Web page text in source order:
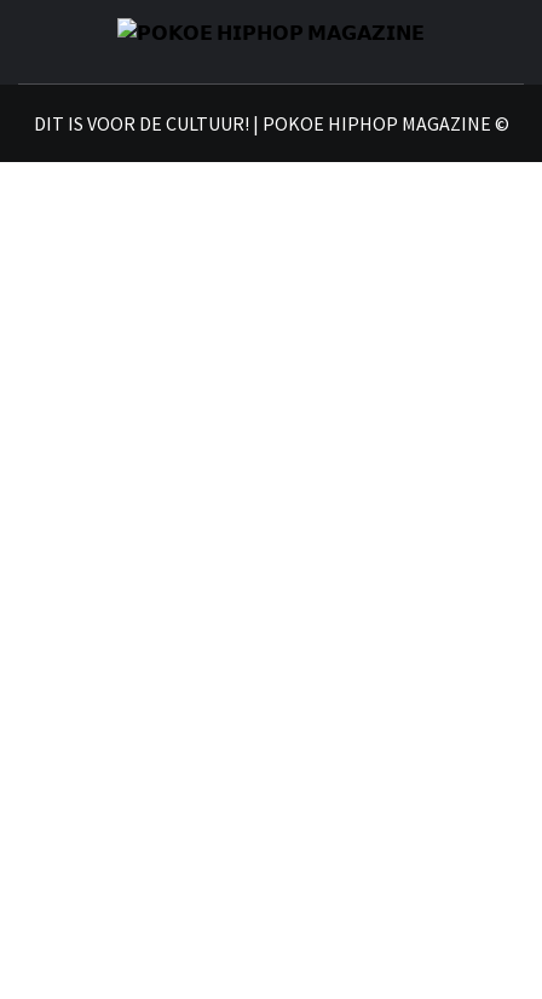
DIT IS VOOR DE CULTUUR! | POKOE HIPHOP MAGAZINE ©